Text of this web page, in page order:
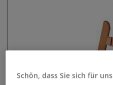
Schön, dass Sie sich für